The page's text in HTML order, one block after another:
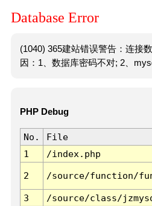
Database Error
(1040) 365建站错误警告：连接
因：1、数据库密码不对; 2、
PHP Debug
No. File
1
/index.php
2 /source/function/
3 /source/class/